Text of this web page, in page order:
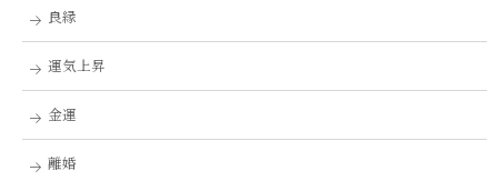
良縁
運気上昇
金運
離婚